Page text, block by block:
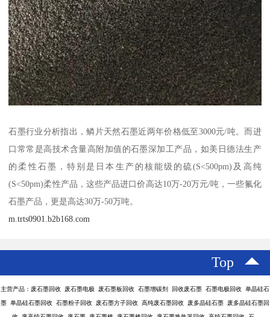
石墨行业分析指出，鳞片天然石墨近两年价格低至3000元/吨。而进
口常常是高技术含量高附加值的石墨深加工产品，如美日德法生产
的柔性石墨，特别是日本生产的核能级的硫(S<500pm)及高纯
(S<50pm)柔性产品，这些产品进口价高达10万-20万元/吨，一些氟化
石墨产品，更是高达30万-50万吨。
m.trts0901.b2b168.com
Top
主营产品：废石墨回收 废石墨电极 废石墨板回收 石墨增碳剂 回收废石墨 石墨电极回收 单晶硅石
墨 单晶硅石墨回收 石墨粉子回收 废石墨方子回收 高纯废石墨回收 废多晶硅石墨 废多晶硅石墨回